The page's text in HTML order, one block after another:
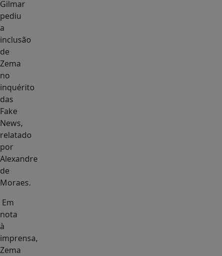
Gilmar
pediu
a
inclusão
de
Zema
no
inquérito
das
Fake
News,
relatado
por
Alexandre
de
Moraes.
Em
nota
à
imprensa,
Zema